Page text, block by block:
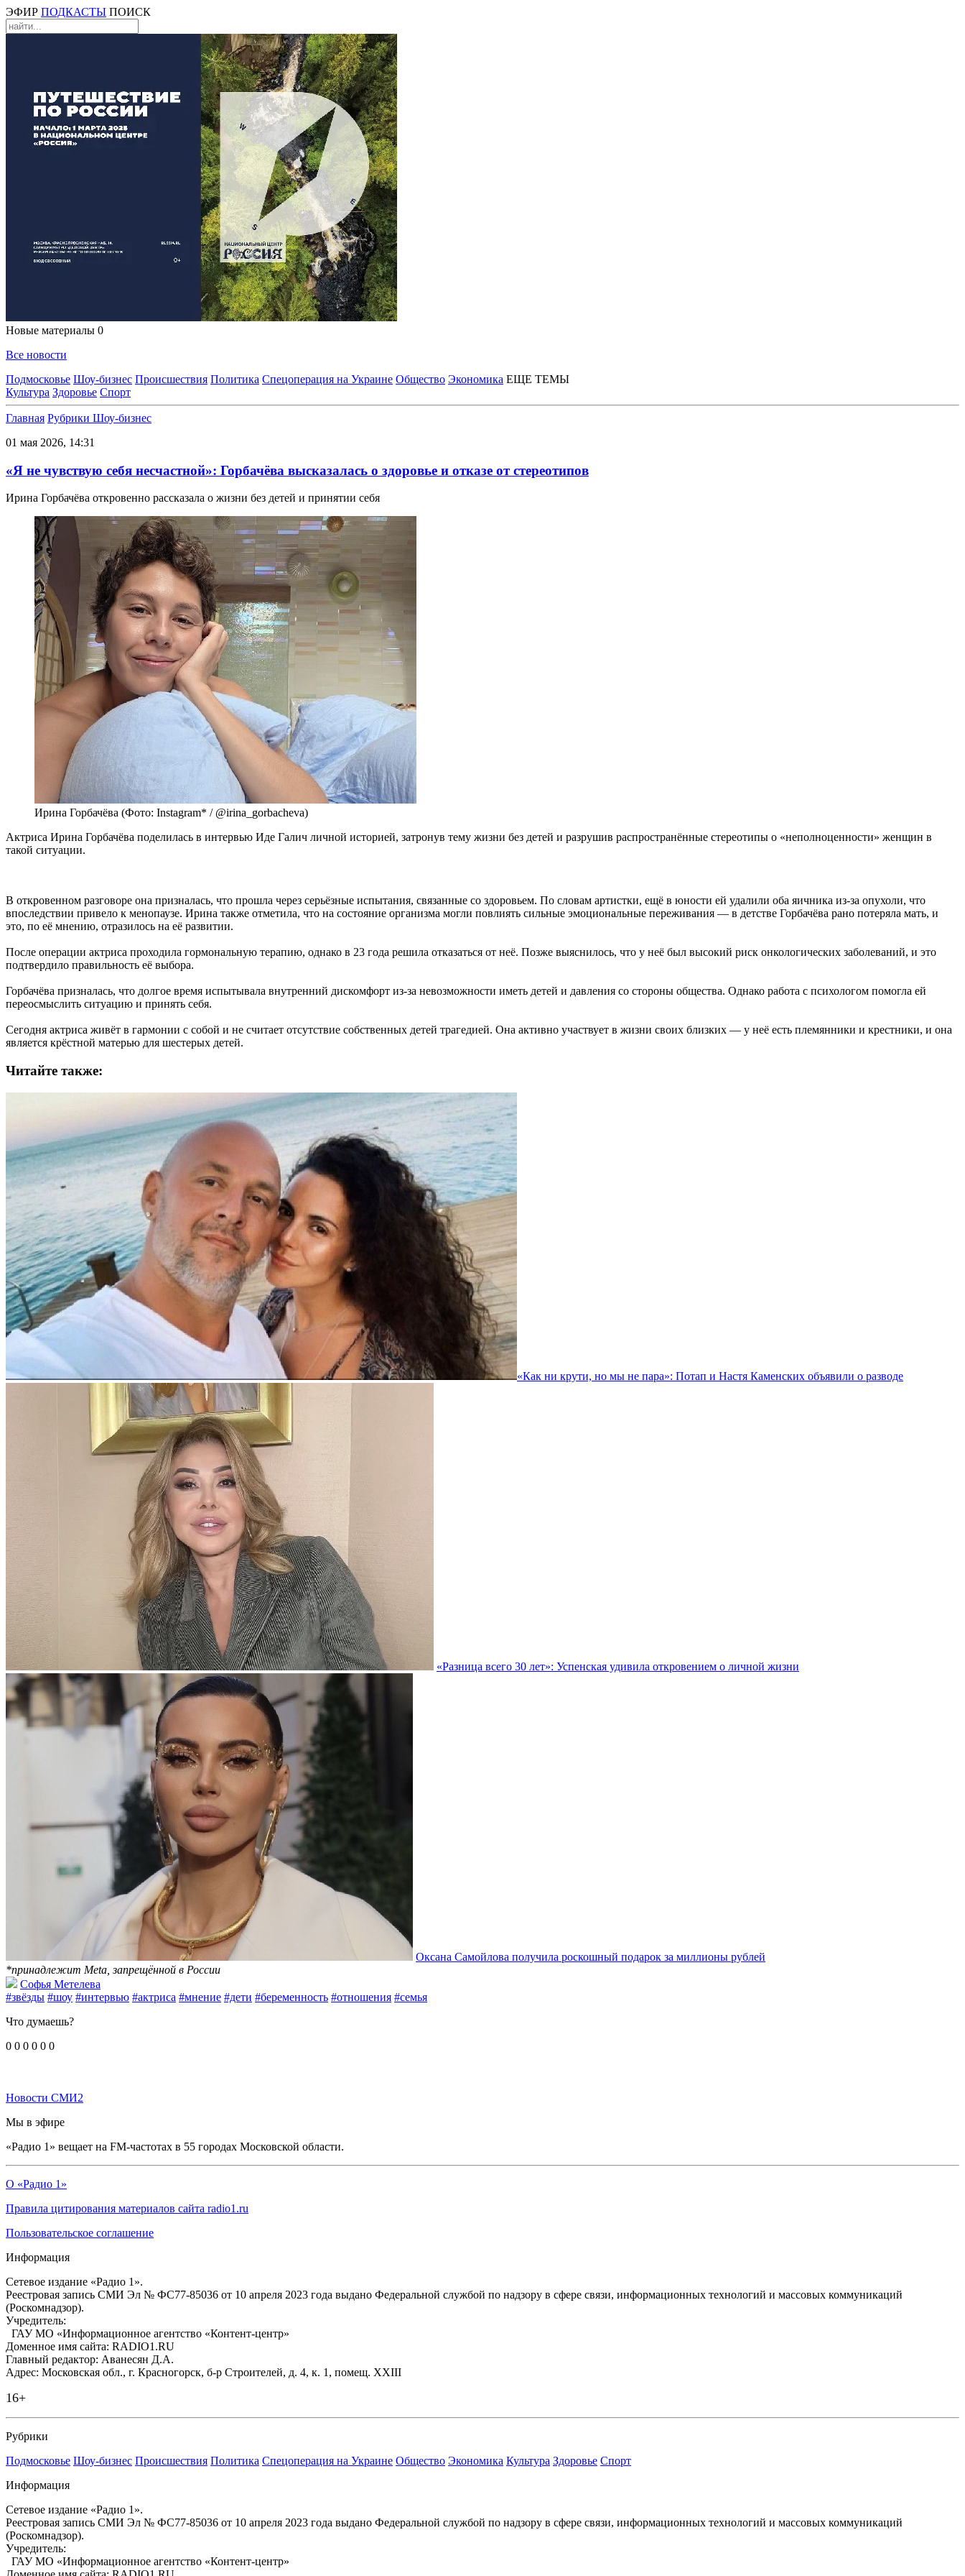
ЭФИР ПОДКАСТЫ ПОИСК
Новые материалы 0
Все новости
Подмосковье Шоу-бизнес Происшествия Политика Спецоперация на Украине Общество Экономика ЕЩЕ ТЕМЫ
Культура Здоровье Спорт
Главная Рубрики Шоу-бизнес
01 мая 2026, 14:31
«Я не чувствую себя несчастной»: Горбачёва высказалась о здоровье и отказе от стереотипов
Ирина Горбачёва откровенно рассказала о жизни без детей и принятии себя
Ирина Горбачёва (Фото: Instagram* / @irina_gorbacheva)
Актриса Ирина Горбачёва поделилась в интервью Иде Галич личной историей, затронув тему жизни без детей и разрушив распространённые стереотипы о «неполноценности» женщин в
такой ситуации.
В откровенном разговоре она призналась, что прошла через серьёзные испытания, связанные со здоровьем. По словам артистки, ещё в юности ей удалили оба яичника из-за опухоли, что
впоследствии привело к менопаузе. Ирина также отметила, что на состояние организма могли повлиять сильные эмоциональные переживания — в детстве Горбачёва рано потеряла мать, и
это, по её мнению, отразилось на её развитии.
После операции актриса проходила гормональную терапию, однако в 23 года решила отказаться от неё. Позже выяснилось, что у неё был высокий риск онкологических заболеваний, и это
подтвердило правильность её выбора.
Горбачёва призналась, что долгое время испытывала внутренний дискомфорт из-за невозможности иметь детей и давления со стороны общества. Однако работа с психологом помогла ей
переосмыслить ситуацию и принять себя.
Сегодня актриса живёт в гармонии с собой и не считает отсутствие собственных детей трагедией. Она активно участвует в жизни своих близких — у неё есть племянники и крестники, и она
является крёстной матерью для шестерых детей.
Читайте также:
«Как ни крути, но мы не пара»: Потап и Настя Каменских объявили о разводе
«Разница всего 30 лет»: Успенская удивила откровением о личной жизни
Оксана Самойлова получила роскошный подарок за миллионы рублей
*принадлежит Meta, запрещённой в России
Софья Метелева
#звёзды #шоу #интервью #актриса #мнение #дети #беременность #отношения #семья
Что думаешь?
0 0 0 0 0 0
Новости СМИ2
Мы в эфире
«Радио 1» вещает на FM-частотах в 55 городах Московской области.
О «Радио 1»
Правила цитирования материалов сайта radio1.ru
Пользовательское соглашение
Информация
Сетевое издание «Радио 1».
Реестровая запись СМИ Эл № ФС77-85036 от 10 апреля 2023 года выдано Федеральной службой по надзору в сфере связи, информационных технологий и массовых коммуникаций
(Роскомнадзор).
Учредитель:
ГАУ МО «Информационное агентство «Контент-центр»
Доменное имя сайта: RADIO1.RU
Главный редактор: Аванесян Д.А.
Адрес: Московская обл., г. Красногорск, б-р Строителей, д. 4, к. 1, помещ. XXIII
16+
Рубрики
Подмосковье Шоу-бизнес Происшествия Политика Спецоперация на Украине Общество Экономика Культура Здоровье Спорт
Информация
Сетевое издание «Радио 1».
Реестровая запись СМИ Эл № ФС77-85036 от 10 апреля 2023 года выдано Федеральной службой по надзору в сфере связи, информационных технологий и массовых коммуникаций
(Роскомнадзор).
Учредитель:
ГАУ МО «Информационное агентство «Контент-центр»